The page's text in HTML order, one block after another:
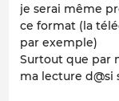
je serai même
ce format (la
par exemple)
Surtout que par
ma lecture